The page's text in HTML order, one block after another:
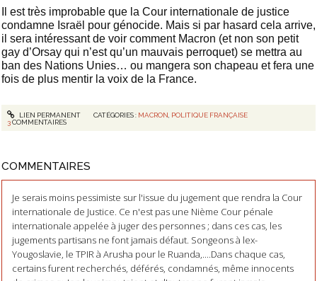
Il est très improbable que la Cour internationale de justice
condamne Israël pour génocide. Mais si par hasard cela arrive,
il sera intéressant de voir comment Macron (et non son petit
gay d’Orsay qui n’est qu’un mauvais perroquet) se mettra au
ban des Nations Unies… ou mangera son chapeau et fera une
fois de plus mentir la voix de la France.
LIEN PERMANENT CATÉGORIES : MACRON POLITIQUE FRANÇAISE
3COMMENTAIRES
COMMENTAIRES
Je serais moins pessimiste sur l'issue du jugement que rendra la Cour
internationale de Justice. Ce n'est pas une Nième Cour pénale
internationale appelée à juger des personnes ; dans ces cas, les
jugements partisans ne font jamais défaut. Songeons à lex-
Yougoslavie, le TPIR à Arusha pour le Ruanda,....Dans chaque cas,
certains furent recherchés, déférés, condamnés, même innocents